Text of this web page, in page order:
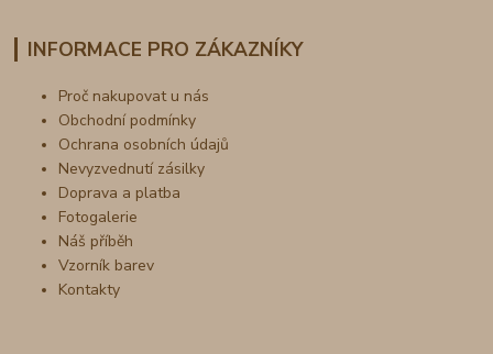
INFORMACE PRO ZÁKAZNÍKY
Proč nakupovat u nás
Obchodní podmínky
Ochrana osobních údajů
Nevyzvednutí zásilky
Doprava a platba
Fotogalerie
Náš příběh
Vzorník barev
Kontakty